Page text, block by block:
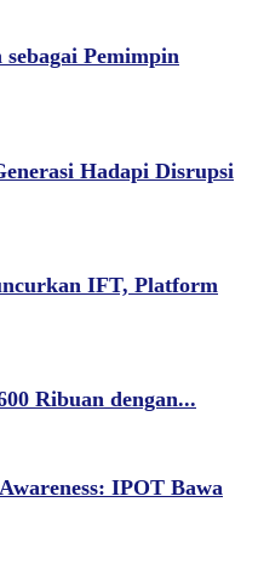
Pemimpin
Hadapi Disrupsi
IFT, Platform
Ribuan dengan...
IPOT Bawa